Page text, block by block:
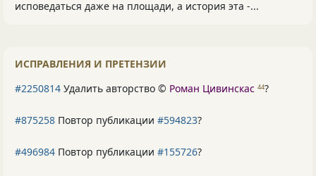
исповедаться даже на площади, а история эта -...
ИСПРАВЛЕНИЯ И ПРЕТЕНЗИИ
#2250814 Удалить авторство © Роман Цивинскас 44?
#875258 Повтор публикации #594823?
#496984 Повтор публикации #155726?